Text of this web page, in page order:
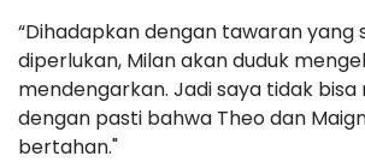
“Dihadapkan dengan tawaran yang
diperlukan, Milan akan duduk
mendengarkan. Jadi saya tidak
dengan pasti bahwa Theo dan
bertahan."